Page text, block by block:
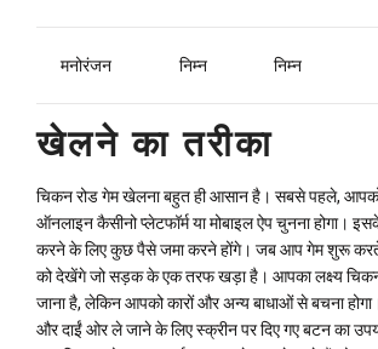
मनोरंजन निम्न निम्न
खेलने का तरीका
चिकन रोड गेम खेलना बहुत ही आसान है। सबसे पहले,
ऑनलाइन कैसीनो प्लेटफॉर्म या मोबाइल ऐप चुनना होगा।
करने के लिए कुछ पैसे जमा करने होंगे। जब आप गेम शुरू
को देखेंगे जो सड़क के एक तरफ खड़ा है। आपका लक्ष्य
जाना है, लेकिन आपको कारों और अन्य बाधाओं से बचना
और दाईं ओर ले जाने के लिए स्क्रीन पर दिए गए बटन का